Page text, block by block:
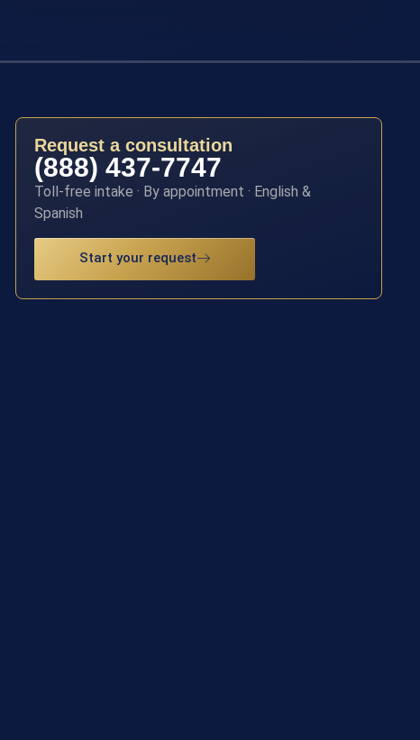
Request a consultation
(888) 437-7747
Toll-free intake · By appointment · English &
Spanish
Start your request